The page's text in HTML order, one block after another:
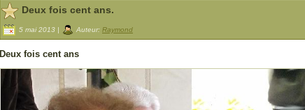
Deux fois cent ans.
5 mai 2013 | Auteur: Raymond
Deux fois cent ans